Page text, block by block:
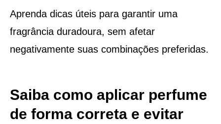
Aprenda dicas úteis para garantir uma
fragrância duradoura, sem afetar
negativamente suas combinações preferidas.
Saiba como aplicar perfume
de forma correta e evitar